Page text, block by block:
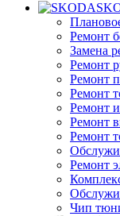
Ремонт
Замена
Ремонт
Ремонт
Ремонт
Ремонт
Ремонт
Ремонт
Ремонт
Чип